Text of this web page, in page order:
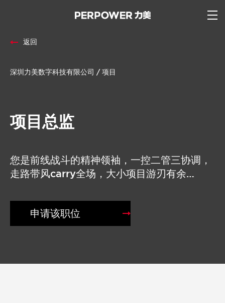
返回
深圳力美数字科技有限公司 / 项目
项目总监
您是前线战斗的精神领袖，一控二管三协调，
走路带风carry全场，大小项目游刃有余…
申请该职位